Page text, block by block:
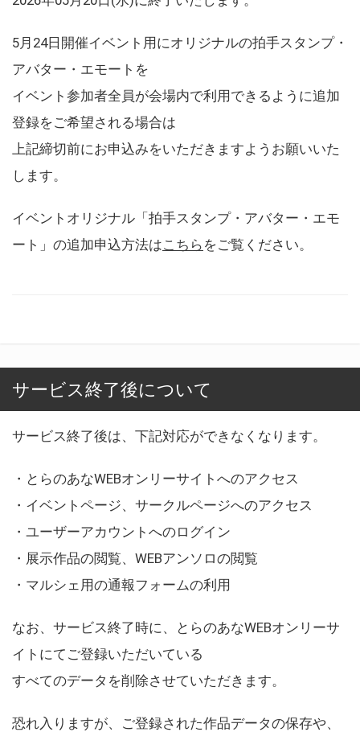
5月24日開催イベント用にオリジナルの拍手スタンプ・
アバター・エモートを
イベント参加者全員が会場内で利用できるように追加
登録をご希望される場合は
上記締切前にお申込みをいただきますようお願いいた
します。
イベントオリジナル「拍手スタンプ・アバター・エモ
ート」の追加申込方法はこちら をご覧ください。
サービス終了後について
サービス終了後は、下記対応ができなくなります。
・とらのあなWEBオンリーサイトへのアクセス
・イベントページ、サークルページへのアクセス
・ユーザーアカウントへのログイン
・展示作品の閲覧、WEBアンソロの閲覧
・マルシェ用の通報フォームの利用
なお、サービス終了時に、とらのあなWEBオンリーサ
イトにてご登録いただいている
すべてのデータを削除させていただきます。
恐れ入りますが、ご登録された作品データの保存や、